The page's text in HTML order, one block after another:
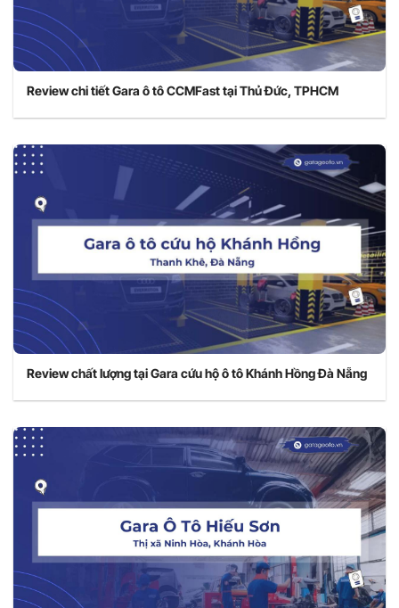
Review chi tiết Gara ô tô CCMFast tại Thủ Đức, TPHCM
Review chất lượng tại Gara cứu hộ ô tô Khánh Hồng Đà Nẵng